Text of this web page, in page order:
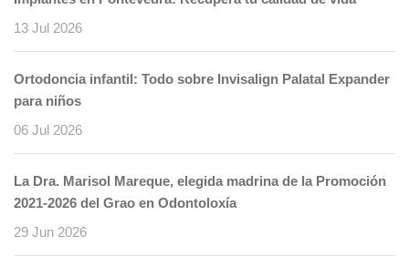
13 Jul 2026
Ortodoncia infantil: Todo sobre Invisalign Palatal Expander
para niños
06 Jul 2026
La Dra. Marisol Mareque, elegida madrina de la Promoción
2021-2026 del Grao en Odontoloxía
29 Jun 2026